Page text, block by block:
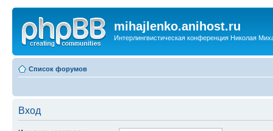
mihajlenko.anihost.ru
Интерлингвистическая конференция Николая
Список форумов
Вход